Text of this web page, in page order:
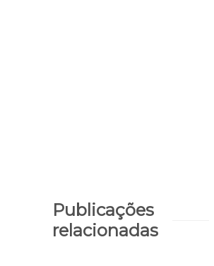
Publicações
relacionadas